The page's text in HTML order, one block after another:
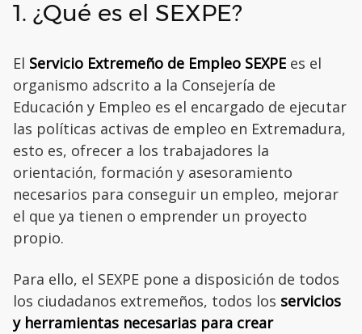
1. ¿Qué es el SEXPE?
El Servicio Extremeño de Empleo SEXPE es el
organismo adscrito a la Consejería de
Educación y Empleo es el encargado de ejecutar
las políticas activas de empleo en Extremadura,
esto es, ofrecer a los trabajadores la
orientación, formación y asesoramiento
necesarios para conseguir un empleo, mejorar
el que ya tienen o emprender un proyecto
propio.
Para ello, el SEXPE pone a disposición de todos
los ciudadanos extremeños, todos los servicios
y herramientas necesarias para crear